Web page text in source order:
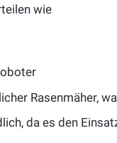
wie
Rasenmäher,
da es den